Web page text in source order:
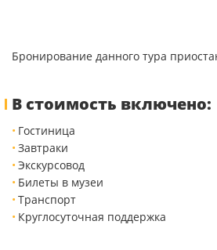
Бронирование данного тура
В стоимость включено:
Гостиница
Завтраки
Экскурсовод
Билеты в музеи
Транспорт
Круглосуточная поддержка